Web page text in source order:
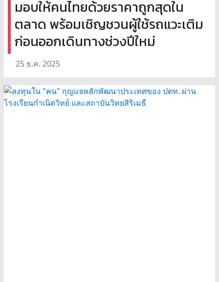
มอบให้คนไทยด้วยราคาถูกสุดใน
ตลาด พร้อมเชิญชวนผู้ใช้รถแวะเติม
ก่อนออกเดินทางช่วงปีใหม่
25 ธ.ค. 2025